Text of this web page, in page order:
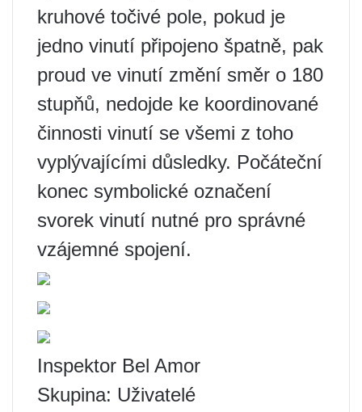
kruhové točivé pole, pokud je
jedno vinutí připojeno špatně, pak
proud ve vinutí změní směr o 180
stupňů, nedojde ke koordinované
činnosti vinutí se všemi z toho
vyplývajícími důsledky. Počáteční
konec symbolické označení
svorek vinutí nutné pro správné
vzájemné spojení.
Inspektor Bel Amor
Skupina: Uživatelé